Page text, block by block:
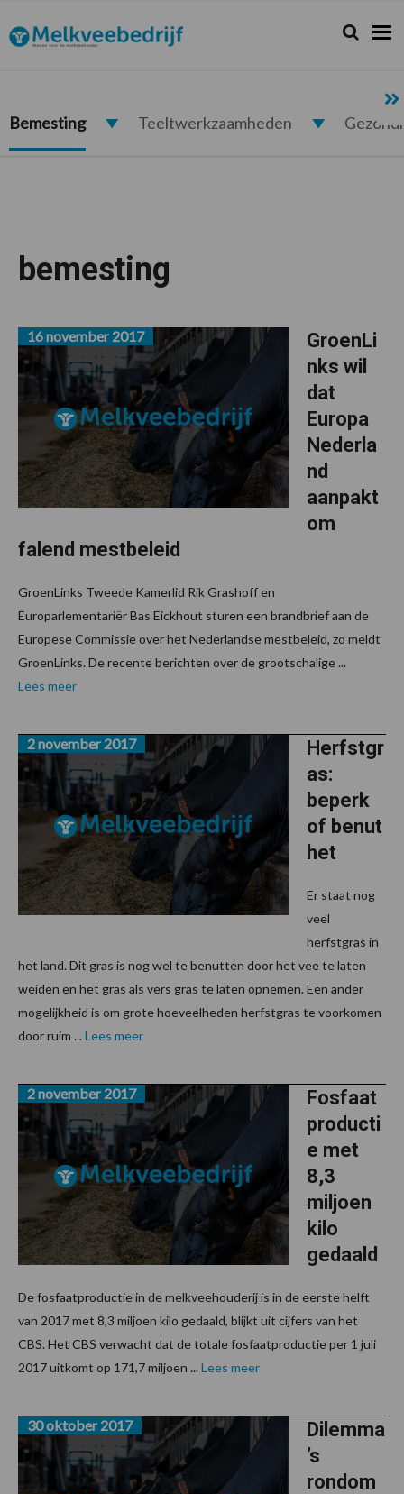
de
hoofdnavigatie
de
hoofd
de
voettekst
Melkveebedrijf.nl Zoeken...
Zoek
Bemesting Teeltwerkzaamheden
bemesting
GroenLi
nks wil
dat
Europa
Nederla
nd
aanpakt
om
falend mestbeleid
16 november 2017
GroenLinks Tweede Kamerlid Rik Grashoff en
Europarlementariër Bas Eickhout sturen een brandbrief aan de
Europese Commissie over het Nederlandse mestbeleid, zo meldt
GroenLinks. De recente berichten over de grootschalige ...
Lees meer
Herfstgr
as:
beperk
of benut
het
2 november 2017
Er staat nog
veel
herfstgras in
het land. Dit gras is nog wel te benutten door het vee te laten
weiden en het gras als vers gras te laten opnemen. Een ander
mogelijkheid is om grote hoeveelheden herfstgras te voorkomen
door ruim ... Lees meer
Fosfaat
producti
e met
8,3
miljoen
kilo
gedaald
2 november 2017
De fosfaatproductie in de melkveehouderij is in de eerste helft
van 2017 met 8,3 miljoen kilo gedaald, blijkt uit cijfers van het
CBS. Het CBS verwacht dat de totale fosfaatproductie per 1 juli
2017 uitkomt op 171,7 miljoen ... Lees meer
Dilemma
’s
rondom
30 oktober 2017